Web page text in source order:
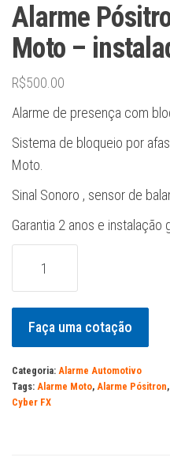
Alarme
Moto –
R$500.00
Alarme de presença com
Sistema de bloqueio por
Moto.
Sinal Sonoro , sensor de
Garantia 2 anos e instalação
Pósitron
Moto
-
instalado
quantidade
Faça uma cotação
Categoria: Alarme Automotivo
Tags: Alarme Moto, Alarme Pósitron,
Cyber FX